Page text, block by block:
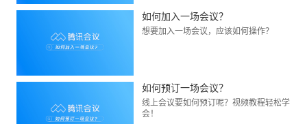
如何加入一场会议？
想要加入一场会议，应该如何操作？
如何预订一场会议？
线上会议要如何预订呢？视频教程轻松学
会！